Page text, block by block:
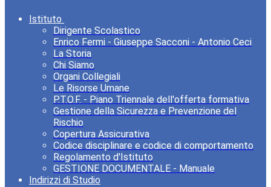
Istituto
Dirigente Scolastico
Enrico Fermi - Giuseppe Sacconi - Antonio Ceci
La Storia
Chi Siamo
Organi Collegiali
Le Risorse Umane
P.T.O.F. - Piano Triennale dell'offerta formativa
Gestione della Sicurezza e Prevenzione del
Rischio
Copertura Assicurativa
Codice disciplinare e codice di comportamento
Regolamento d'Istituto
GESTIONE DOCUMENTALE - Manuale
Indirizzi di Studio